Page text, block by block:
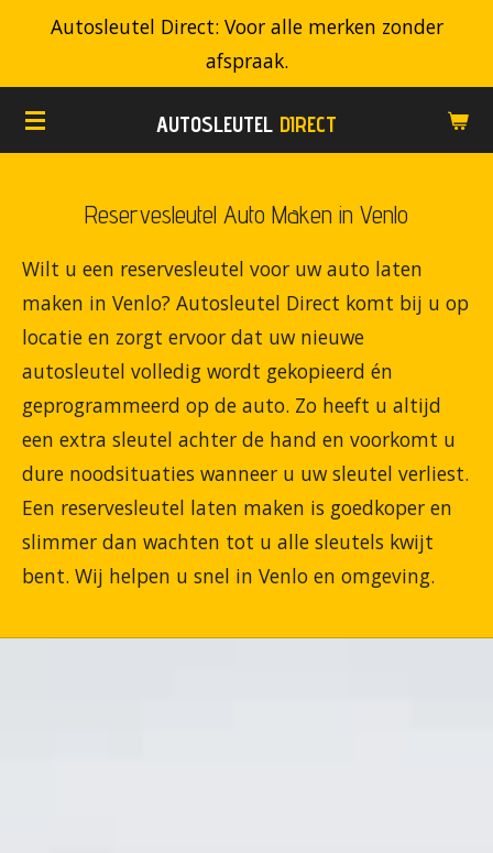
de
AUTOSLEUTEL DIRECT
Autosleutel Direct: Voor alle merken zonder
afspraak.
Reservesleutel Auto Maken in Venlo
Wilt u een reservesleutel voor uw auto laten
maken in Venlo? Autosleutel Direct komt bij u op
locatie en zorgt ervoor dat uw nieuwe
autosleutel volledig wordt gekopieerd én
geprogrammeerd op de auto. Zo heeft u altijd
een extra sleutel achter de hand en voorkomt u
dure noodsituaties wanneer u uw sleutel verliest.
Een reservesleutel laten maken is goedkoper en
slimmer dan wachten tot u alle sleutels kwijt
bent. Wij helpen u snel in Venlo en omgeving.